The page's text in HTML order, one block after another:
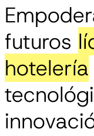
futuros
hotelería